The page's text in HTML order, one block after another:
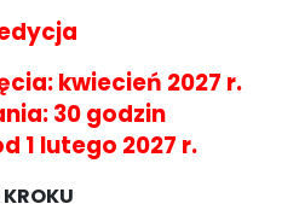
kwiecień 2027 r.
30 godzin
1 lutego 2027 r.